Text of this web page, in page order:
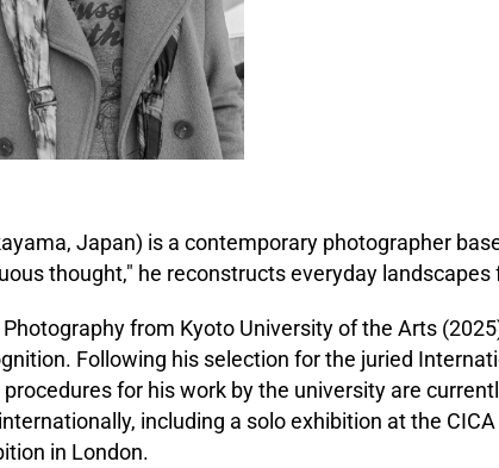
Japan) is a contemporary photographer
thought," he reconstructs everyday
from Kyoto University of the Arts
Following his selection for the juried
for his work by the university are
including a solo exhibition at the
in London.